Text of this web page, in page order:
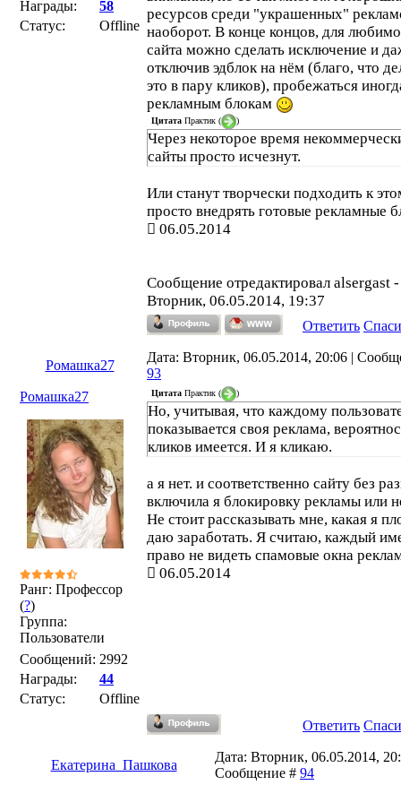
Награды:
58
Статус:
Offline
ресурсов среди "украшенных"
наоборот. В конце концов, для
сайта можно сделать исключение и
отключив эдблок на нём (благо, что
это в пару кликов), пробежаться
рекламным блокам
Цитата Практик ( )
Через некоторое время
сайты просто исчезнут.
Или станут творчески подходить к
просто внедрять готовые рекламные
06.05.2014
Сообщение отредактировал alsergast -
Вторник, 06.05.2014, 19:37
Ответить
Ромашка27
Дата: Вторник, 06.05.2014, 20:06 |
93
Ромашка27
Ранг: Профессор
(?)
Группа:
Пользователи
Сообщений: 2992
Награды:
44
Статус:
Offline
Цитата Практик ( )
Но, учитывая, что каждому
показывается своя реклама,
кликов имеется. И я кликаю.
а я нет. и соответственно сайту без
включила я блокировку рекламы или
Не стоит рассказывать мне, какая я
даю заработать. Я считаю, каждый
право не видеть спамовые окна
06.05.2014
Ответить
Екатерина_Пашкова
Дата: Вторник, 06.05.2014,
Сообщение # 94